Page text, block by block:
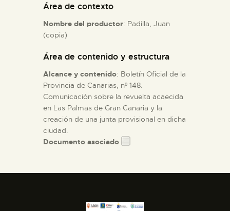
Área de contexto
Nombre del productor: Padilla, Juan
(copia)
Área de contenido y estructura
Alcance y contenido: Boletín Oficial de la
Provincia de Canarias, nº 148.
Comunicación sobre la revuelta acaecida
en Las Palmas de Gran Canaria y la
creación de una junta provisional en dicha
ciudad.
Documento asociado